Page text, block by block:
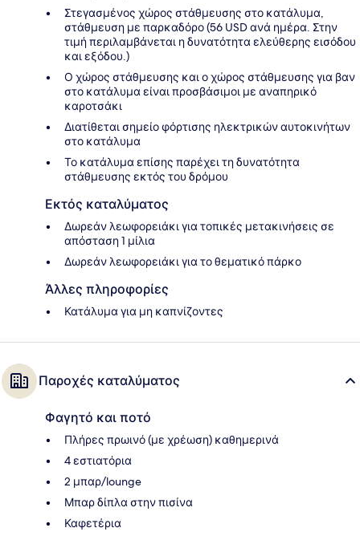
Στεγασμένος χώρος στάθμευσης στο κατάλυμα,
στάθμευση με παρκαδόρο (56 USD ανά ημέρα. Στην
τιμή περιλαμβάνεται η δυνατότητα ελεύθερης εισόδου
και εξόδου.)
Ο χώρος στάθμευσης και ο χώρος στάθμευσης για βαν
στο κατάλυμα είναι προσβάσιμοι με αναπηρικό
καροτσάκι
Διατίθεται σημείο φόρτισης ηλεκτρικών αυτοκινήτων
στο κατάλυμα
Το κατάλυμα επίσης παρέχει τη δυνατότητα
στάθμευσης εκτός του δρόμου
Εκτός καταλύματος
Δωρεάν λεωφορειάκι για τοπικές μετακινήσεις σε
απόσταση 1 μίλια
Δωρεάν λεωφορειάκι για το θεματικό πάρκο
Άλλες πληροφορίες
Κατάλυμα για μη καπνίζοντες
Παροχές καταλύματος
Φαγητό και ποτό
Πλήρες πρωινό (με χρέωση) καθημερινά
4 εστιατόρια
2 μπαρ/lounge
Μπαρ δίπλα στην πισίνα
Καφετέρια